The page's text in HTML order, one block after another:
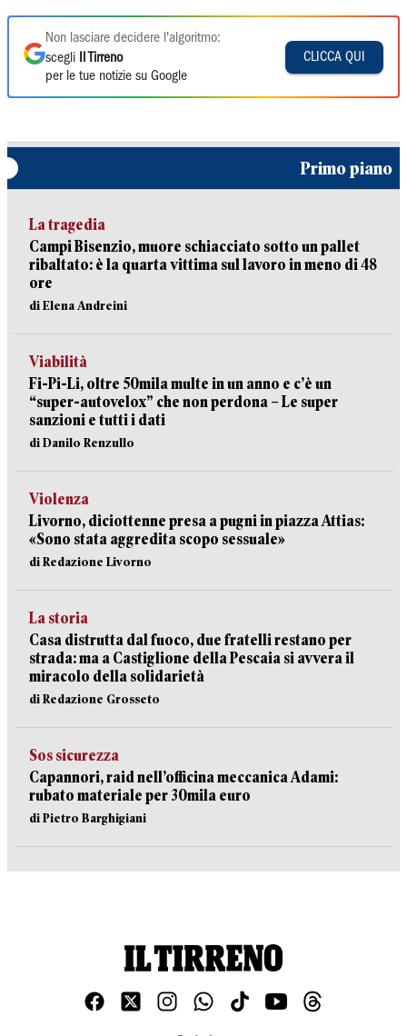
Non lasciare decidere l'algoritmo:
scegli
Il Tirreno
per le tue notizie su Google
CLICCA QUI
Primo piano
La tragedia
Campi Bisenzio, muore schiacciato sotto un pallet
ribaltato: è la quarta vittima sul lavoro in meno di 48
ore
di Elena Andreini
Viabilità
Fi-Pi-Li, oltre 50mila multe in un anno e c’è un
“super-autovelox” che non perdona – Le super
sanzioni e tutti i dati
di Danilo Renzullo
Violenza
Livorno, diciottenne presa a pugni in piazza Attias:
«Sono stata aggredita scopo sessuale»
di Redazione Livorno
La storia
Casa distrutta dal fuoco, due fratelli restano per
strada: ma a Castiglione della Pescaia si avvera il
miracolo della solidarietà
di Redazione Grosseto
Sos sicurezza
Capannori, raid nell’officina meccanica Adami:
rubato materiale per 30mila euro
di Pietro Barghigiani